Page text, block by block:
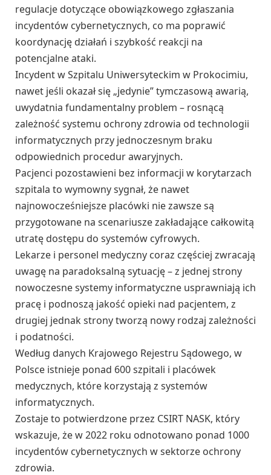
regulacje dotyczące obowiązkowego zgłaszania
incydentów cybernetycznych, co ma poprawić
koordynację działań i szybkość reakcji na
potencjalne ataki.
Incydent w Szpitalu Uniwersyteckim w Prokocimiu,
nawet jeśli okazał się „jedynie” tymczasową awarią,
uwydatnia fundamentalny problem – rosnącą
zależność systemu ochrony zdrowia od technologii
informatycznych przy jednoczesnym braku
odpowiednich procedur awaryjnych.
Pacjenci pozostawieni bez informacji w korytarzach
szpitala to wymowny sygnał, że nawet
najnowocześniejsze placówki nie zawsze są
przygotowane na scenariusze zakładające całkowitą
utratę dostępu do systemów cyfrowych.
Lekarze i personel medyczny coraz częściej zwracają
uwagę na paradoksalną sytuację – z jednej strony
nowoczesne systemy informatyczne usprawniają ich
pracę i podnoszą jakość opieki nad pacjentem, z
drugiej jednak strony tworzą nowy rodzaj zależności
i podatności.
Według danych Krajowego Rejestru Sądowego, w
Polsce istnieje ponad 600 szpitali i placówek
medycznych, które korzystają z systemów
informatycznych.
Zostaje to potwierdzone przez CSIRT NASK, który
wskazuje, że w 2022 roku odnotowano ponad 1000
incydentów cybernetycznych w sektorze ochrony
zdrowia.